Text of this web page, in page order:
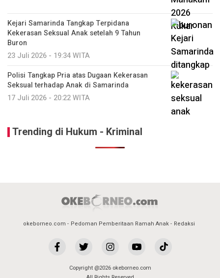
Kejari Samarinda Tangkap Terpidana
Kekerasan Seksual Anak setelah 9 Tahun
Buron
23 Juli 2026 - 19:34 WITA
Polisi Tangkap Pria atas Dugaan Kekerasan
Seksual terhadap Anak di Samarinda
17 Juli 2026 - 20:22 WITA
Trending di Hukum - Kriminal
okeborneo.com Pedoman Pemberitaan Ramah Anak Redaksi
Copyright @2026 okeborneo.com